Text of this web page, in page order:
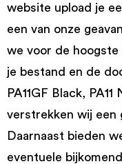
website upload je
een van onze
we voor de
je bestand en de
PA11GF Black,
verstrekken wij
Daarnaast bieden
eventuele